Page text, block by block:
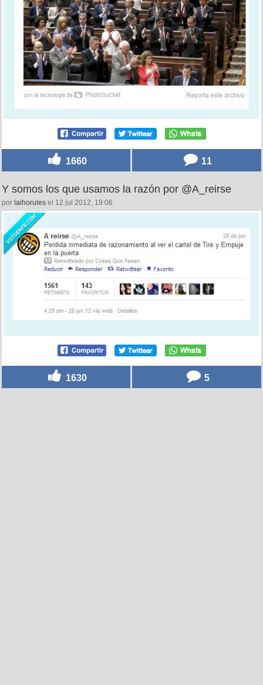
1660 11
Y somos los que usamos la razón por @A_reirse
por laihorules el 12 jul 2012, 19:06
1630 5